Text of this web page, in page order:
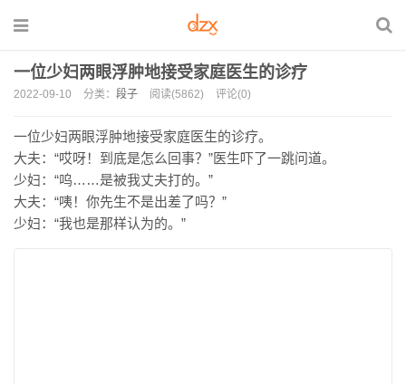
一位少妇两眼浮肿地接受家庭医生的诊疗
2022-09-10 分类： 段子 阅读(5862) 评论(0)
一位少妇两眼浮肿地接受家庭医生的诊疗。
大夫：“哎呀！到底是怎么回事？”医生吓了一跳问道。
少妇：“呜……是被我丈夫打的。”
大夫：“咦！你先生不是出差了吗？”
少妇：“我也是那样认为的。”